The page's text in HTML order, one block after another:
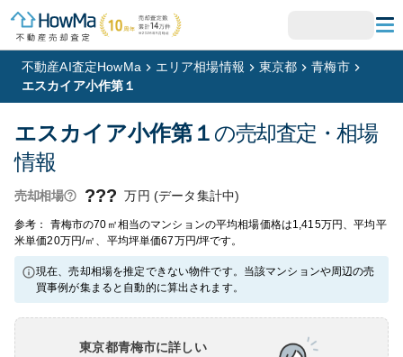
不動産AI査定HowMa エリア相場情報 東京都
青梅市
エスカイア小作第１
エスカイア小作第１ の売却査定・相場
情報
売却相場 ??? 万円 (データ集計中)
参考： 青梅市の70㎡相当のマンションの平均相場価格は1,415万円、平均平
米単価20万円/㎡、平均坪単価67万円/坪です。
現在、売却相場を推定できない物件です。当該マンションや周辺の売
買事例が集まると自動的に算出されます。
東京都青梅市に詳しい